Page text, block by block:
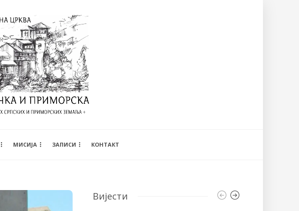
МИСИЈА ЗАПИСИ КОНТАКТ
Вијести